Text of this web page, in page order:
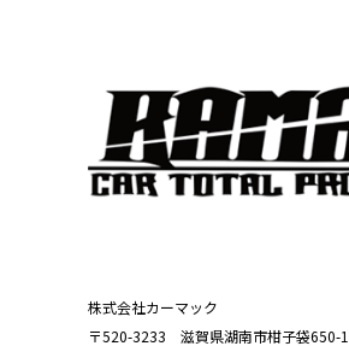
株式会社カーマック
〒520-3233 滋賀県湖南市柑子袋650-1